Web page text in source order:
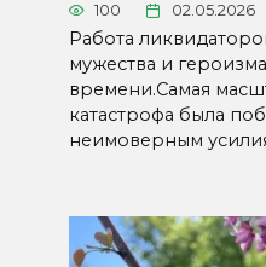
100 02.05.2026
Работа
мужества и
времени.Самая
катастрофа была
неимоверным